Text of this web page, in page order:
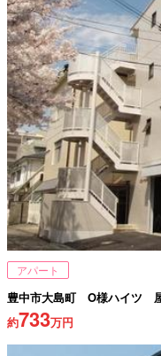
アパート
豊中市大島町 O様ハイツ
約733万円